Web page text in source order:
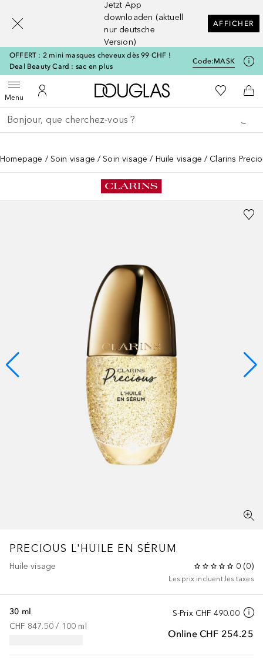
Jetzt App
downloaden (aktuell
nur deutsche
Version)
AFFICHER
OFFERT : 2 mini masques cheveux dès 99 CHF !
Deal Beauty Card : sac en plus
Code:MASK
MenuOuvrir le menuVers Mon Compte
Vers l'accueil Douglas
Vers Ma
Retourner
Exécuter la recherche
Homepage Soin visage Soin visage Huile visage Clarins
PRECIOUS L'HUILE EN SÉRUM
Huile visage 0 (0)
Les prix incluent les taxes
S-Prix CHF 490.00
Online CHF 254.25
30 ml
CHF 847.50 / 100 ml
[navigation.slideout.screenreader]